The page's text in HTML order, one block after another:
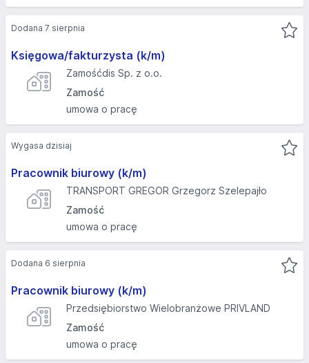
Księgowa/fakturzysta (k/m)
Zamośćdis Sp. z o.o.
Zamość
umowa o pracę
Dodana 7 sierpnia
Pracownik biurowy (k/m)
TRANSPORT GREGOR Grzegorz Szelepajło
Zamość
umowa o pracę
Wygasa dzisiaj
Pracownik biurowy (k/m)
Przedsiębiorstwo Wielobranżowe PRIVLAND
Zamość
umowa o pracę
Dodana 6 sierpnia